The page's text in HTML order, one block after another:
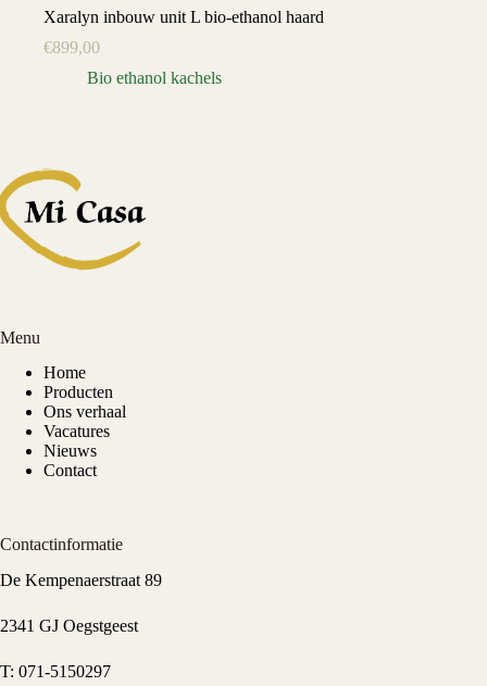
Xaralyn inbouw unit L bio-ethanol haard
€899,00
Bio ethanol kachels
Menu
Home
Producten
Ons verhaal
Vacatures
Nieuws
Contact
Contactinformatie
De Kempenaerstraat 89
2341 GJ Oegstgeest
T: 071-5150297